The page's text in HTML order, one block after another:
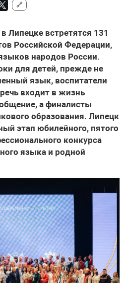
🔗
Липецке встретятся 131
Российской Федерации,
народов России.
для детей, прежде не
язык, воспитатели
входит в жизнь
а финалисты
образования. Липецк
этап юбилейного, пятого
конкурса
языка и родной